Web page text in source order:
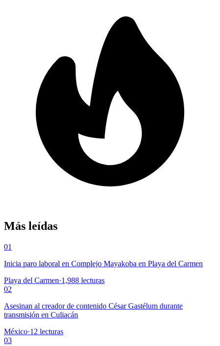
Más leídas
01
Inicia paro laboral en Complejo Mayakoba en Playa del Carmen
Playa del Carmen·1,988 lecturas
02
Asesinan al creador de contenido César Gastélum durante
transmisión en Culiacán
México·12 lecturas
03